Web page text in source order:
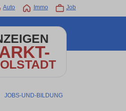
Auto Immo Job
JOBS-UND-BILDUNG